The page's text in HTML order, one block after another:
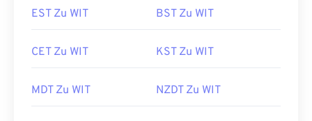
EST Zu WIT BST Zu WIT
CET Zu WIT KST Zu WIT
MDT Zu WIT NZDT Zu WIT